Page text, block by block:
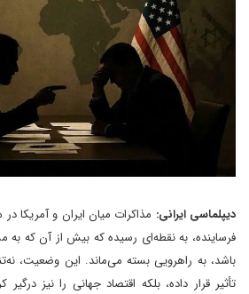
دیپلماسی ایرانی: مذاکرات میان ایران و آمریکا
فرساینده، به نقطه‌ای رسیده که بیش از آن که
باشد، به راهرویی بسته می‌ماند. این وضعیت،
تأثیر قرار داده، بلکه اقتصاد جهانی را نیز